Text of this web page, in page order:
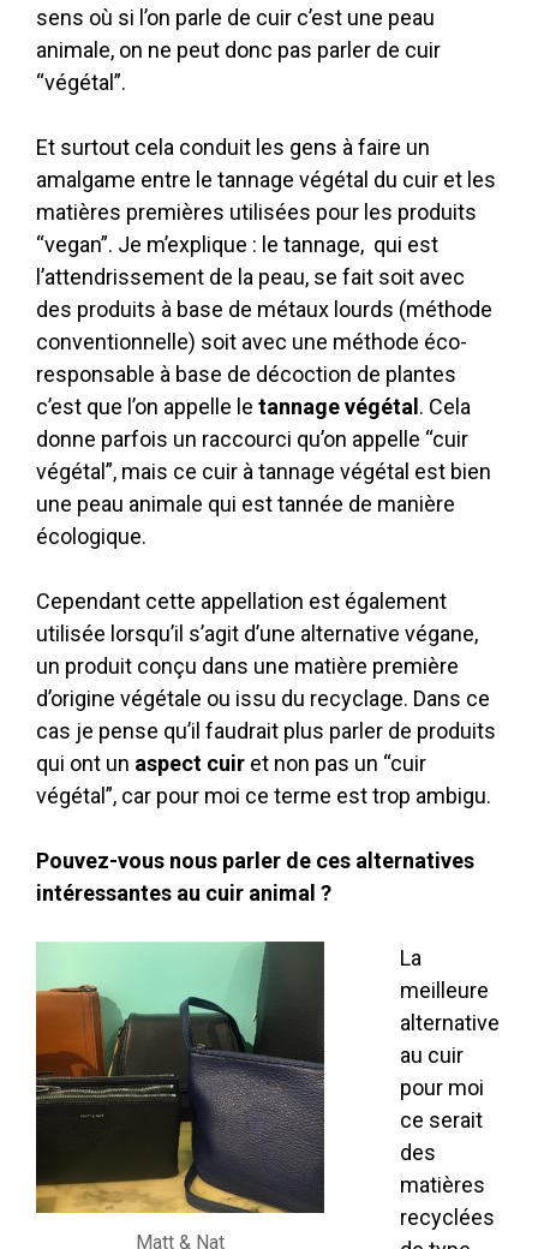
sens où si l’on parle de cuir c’est une peau
animale, on ne peut donc pas parler de cuir
“végétal”.
Et surtout cela conduit les gens à faire un
amalgame entre le tannage végétal du cuir et les
matières premières utilisées pour les produits
“vegan”. Je m’explique : le tannage, qui est
l’attendrissement de la peau, se fait soit avec
des produits à base de métaux lourds (méthode
conventionnelle) soit avec une méthode éco-
responsable à base de décoction de plantes
c’est que l’on appelle le tannage végétal . Cela
donne parfois un raccourci qu’on appelle “cuir
végétal”, mais ce cuir à tannage végétal est bien
une peau animale qui est tannée de manière
écologique.
Cependant cette appellation est également
utilisée lorsqu’il s’agit d’une alternative végane,
un produit conçu dans une matière première
d’origine végétale ou issu du recyclage. Dans ce
cas je pense qu’il faudrait plus parler de produits
qui ont un aspect cuir et non pas un “cuir
végétal”, car pour moi ce terme est trop ambigu.
Pouvez-vous nous parler de ces alternatives
intéressantes au cuir animal ?
Matt & Nat
La
meilleure
alternative
au cuir
pour moi
ce serait
des
matières
recyclées